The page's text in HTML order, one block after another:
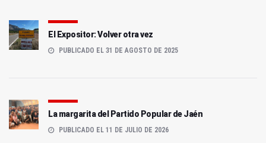
El Expositor: Volver otra vez
PUBLICADO EL 31 DE AGOSTO DE 2025
La margarita del Partido Popular de Jaén
PUBLICADO EL 11 DE JULIO DE 2026